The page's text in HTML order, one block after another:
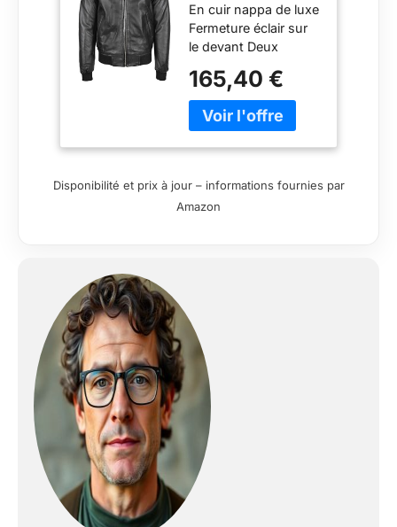
pour homme
Bomber Jacke
MA-1 style
universitaire
Varsity Ryan,
Noir , XL
En cuir nappa de luxe
Fermeture éclair sur
le devant Deux
Ourlet et manchettes
en maille côtelée
Doublure intérieure
165,40 €
Disponibilité et prix à jour – informations fournies par
Amazon